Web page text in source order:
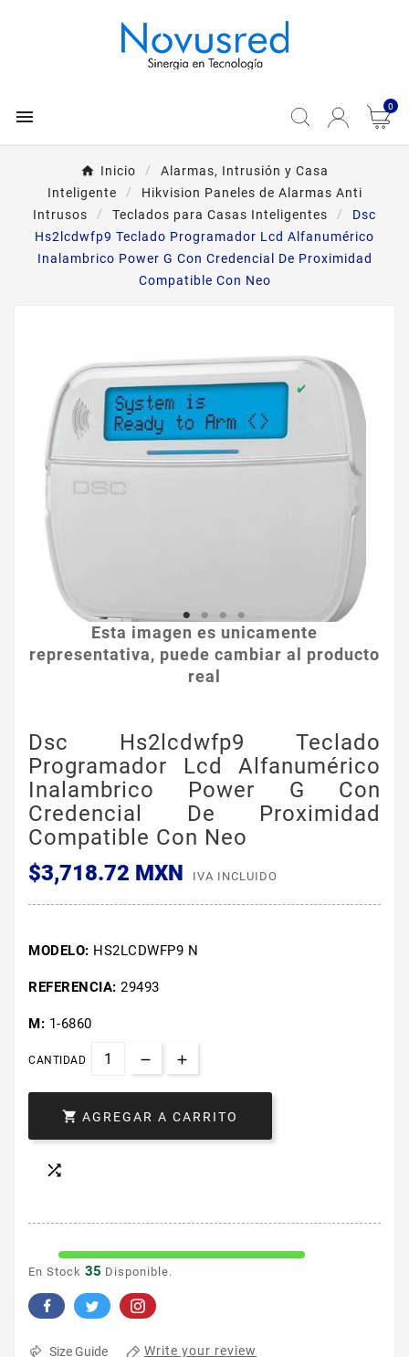
 0
Inicio
Alarmas, Intrusión y Casa
Inteligente
Hikvision Paneles de Alarmas Anti
Intrusos
Teclados para Casas Inteligentes
Dsc
Hs2lcdwfp9 Teclado Programador Lcd Alfanumérico
Inalambrico Power G Con Credencial De Proximidad
Compatible Con Neo
Esta imagen es unicamente
representativa, puede cambiar al producto
real
Dsc Hs2lcdwfp9 Teclado
Programador Lcd Alfanumérico
Inalambrico Power G Con
Credencial De Proximidad
Compatible Con Neo
$3,718.72 MXN
IVA INCLUIDO
MODELO: HS2LCDWFP9 N
REFERENCIA: 29493
M: 1-6860
CANTIDAD
 AGREGAR A CARRITO

En Stock 35 Disponible.
Size Guide Write your review